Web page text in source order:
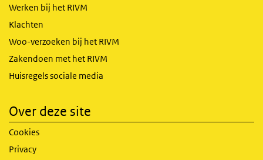
Werken bij het RIVM
Klachten
Woo-verzoeken bij het RIVM
Zakendoen met het RIVM
Huisregels sociale media
Over deze site
Cookies
Privacy